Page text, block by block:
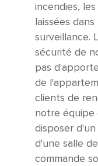
incendies,
laissées
surveillance.
sécurité de
pas
de
clients de
notre équipe
disposer
d'une salle
commande